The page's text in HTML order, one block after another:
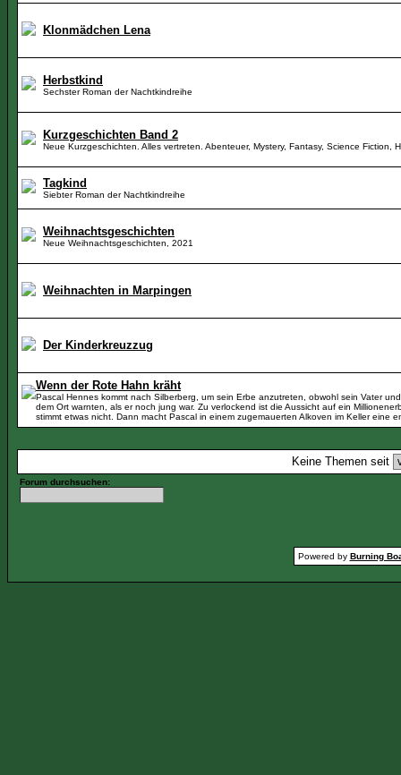
Klonmädchen Lena
Herbstkind
Sechster Roman der Nachtkindreihe
Kurzgeschichten Band 2
Neue Kurzgeschichten. Alles vertreten. Abenteuer, Mystery, Fantasy, Science Fiction,
Tagkind
Siebter Roman der Nachtkindreihe
Weihnachtsgeschichten
Neue Weihnachtsgeschichten, 2021
Weihnachten in Marpingen
Der Kinderkreuzzug
Wenn der Rote Hahn kräht
Pascal Hennes kommt nach Silberberg, um sein Erbe anzutreten, obwohl sein Vater
dem Ort warnten, als er noch jung war. Zu verlockend ist die Aussicht auf ein
stimmt etwas nicht. Dann macht Pascal in einem zugemauerten Alkoven im Keller eine
Keine Themen seit
Forum durchsuchen:
Powered by Burning